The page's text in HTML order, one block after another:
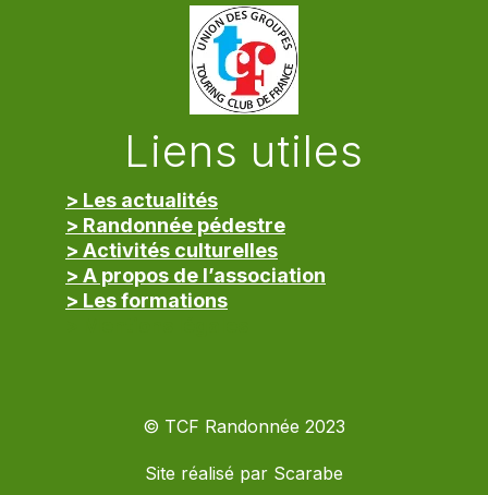
Liens utiles
> Les actualités
> Randonnée pédestre
> Activités culturelles
> A propos de l’association
> Les formations
© TCF Randonnée 2023
Site réalisé par Scarabe